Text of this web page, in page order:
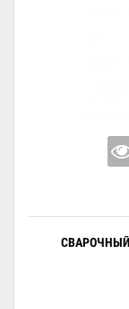
СВАРОЧНЫЙ